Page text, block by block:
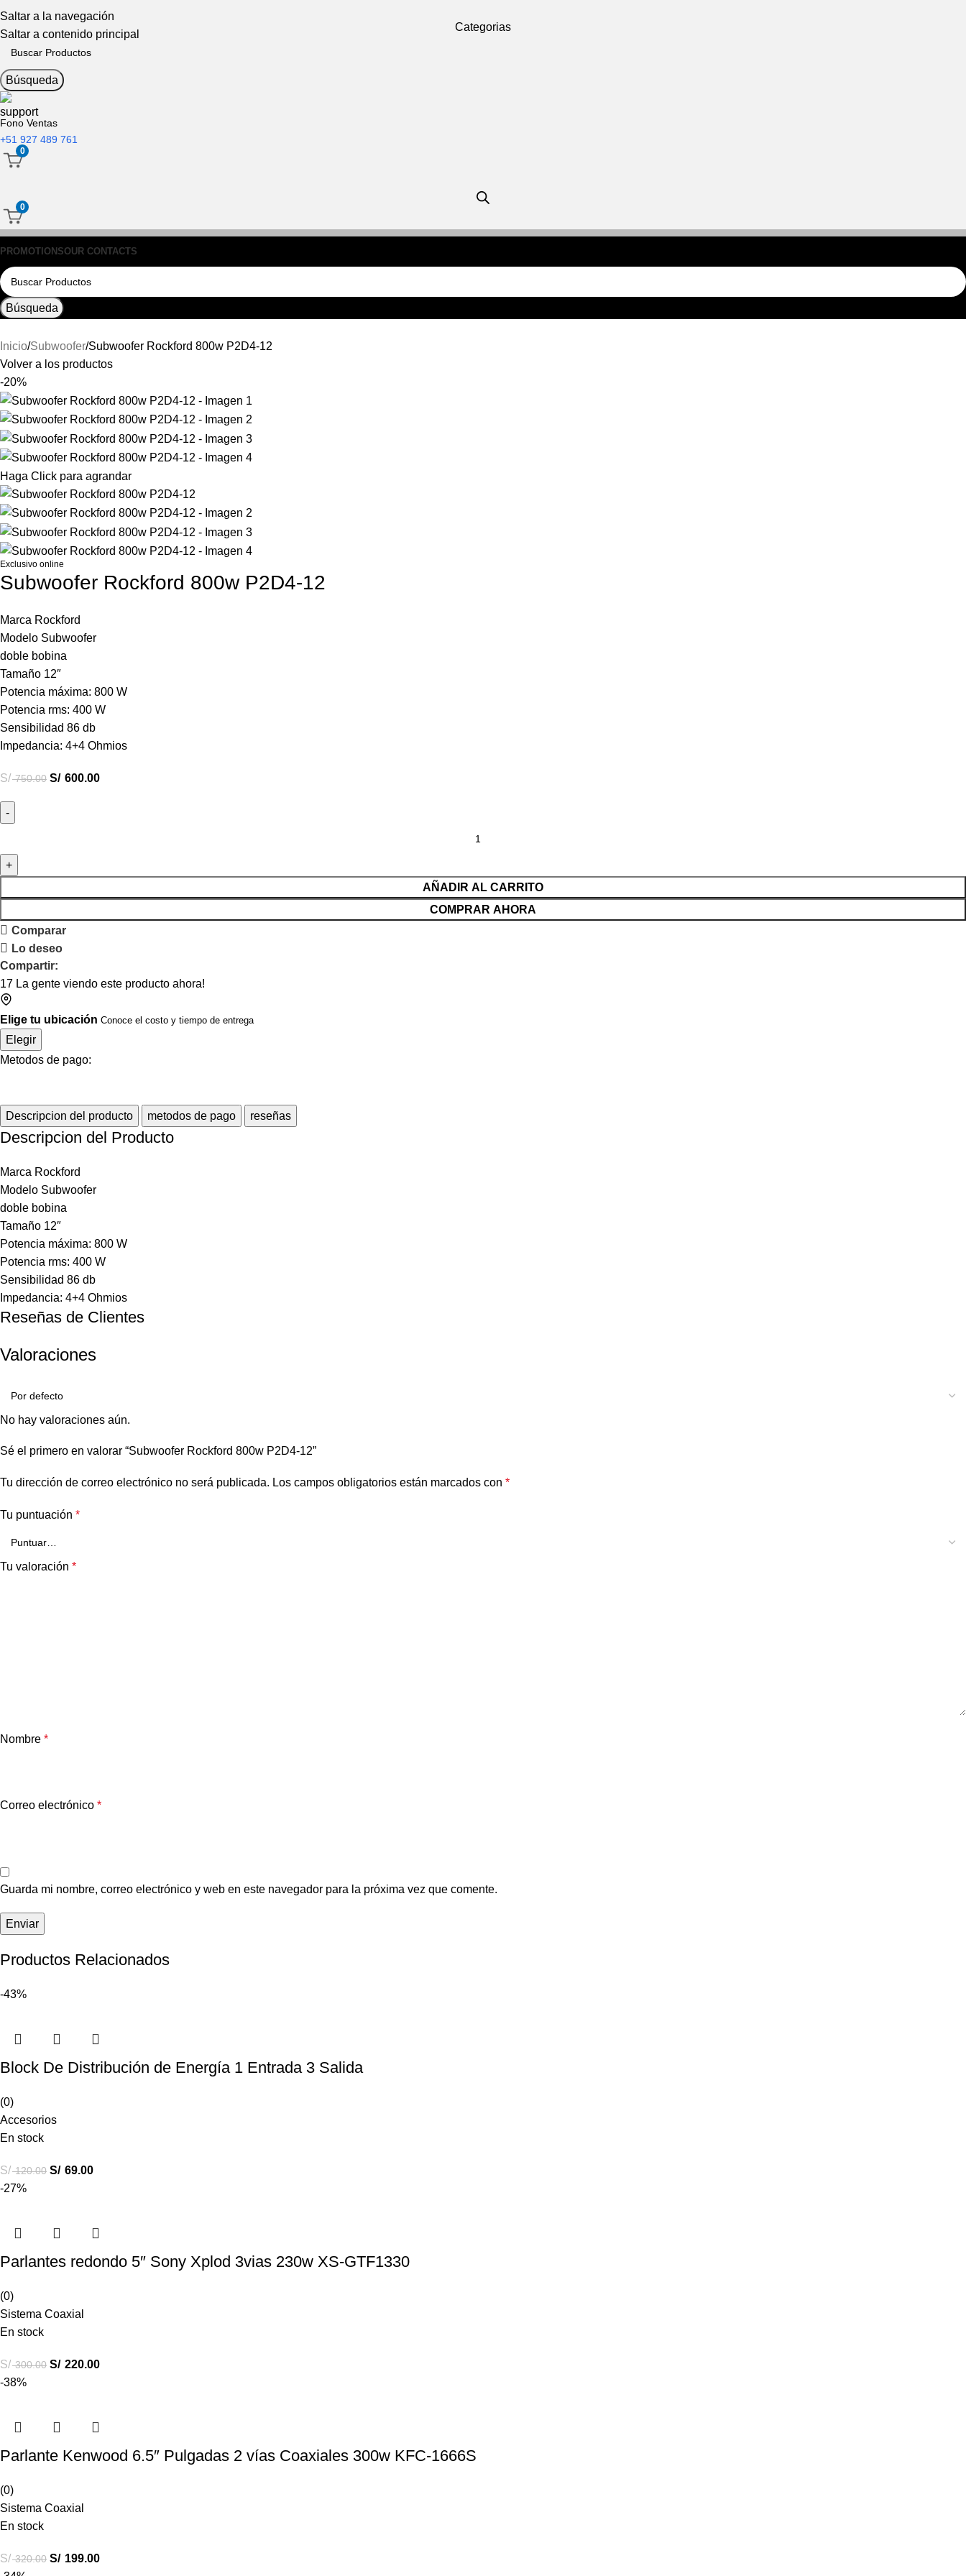
Saltar a la navegación
Saltar a contenido principal
Categorias
Búsqueda
Fono Ventas
+51 927 489 761
0
0
PROMOTIONSOUR CONTACTS
Búsqueda
Inicio Subwoofer Subwoofer Rockford 800w P2D4-12
Volver a los productos
-20%
Haga Click para agrandar
Exclusivo online
Subwoofer Rockford 800w P2D4-12
Marca Rockford
Modelo Subwoofer
doble bobina
Tamaño 12″
Potencia máxima: 800 W
Potencia rms: 400 W
Sensibilidad 86 db
Impedancia: 4+4 Ohmios
S/750.00 S/ 600.00
AÑADIR AL CARRITO
COMPRAR AHORA
Comparar
Lo deseo
Compartir:
17 La gente viendo este producto ahora!
Elige tu ubicación Conoce el costo y tiempo de entrega
Elegir
Metodos de pago:
Descripcion del producto metodos de pago reseñas
Descripcion del Producto
Marca Rockford
Modelo Subwoofer
doble bobina
Tamaño 12″
Potencia máxima: 800 W
Potencia rms: 400 W
Sensibilidad 86 db
Impedancia: 4+4 Ohmios
Reseñas de Clientes
Valoraciones
No hay valoraciones aún.
Sé el primero en valorar “Subwoofer Rockford 800w P2D4-12”
Tu dirección de correo electrónico no será publicada. Los campos obligatorios están marcados con *
Tu puntuación *
Tu valoración *
Nombre *
Correo electrónico *
Guarda mi nombre, correo electrónico y web en este navegador para la próxima vez que comente.
Productos Relacionados
-43%
Block De Distribución de Energía 1 Entrada 3 Salida
(0)
Accesorios
En stock
S/120.00 S/ 69.00
-27%
Parlantes redondo 5″ Sony Xplod 3vias 230w XS-GTF1330
(0)
Sistema Coaxial
En stock
S/300.00 S/ 220.00
-38%
Parlante Kenwood 6.5″ Pulgadas 2 vías Coaxiales 300w KFC-1666S
(0)
Sistema Coaxial
En stock
S/320.00 S/ 199.00